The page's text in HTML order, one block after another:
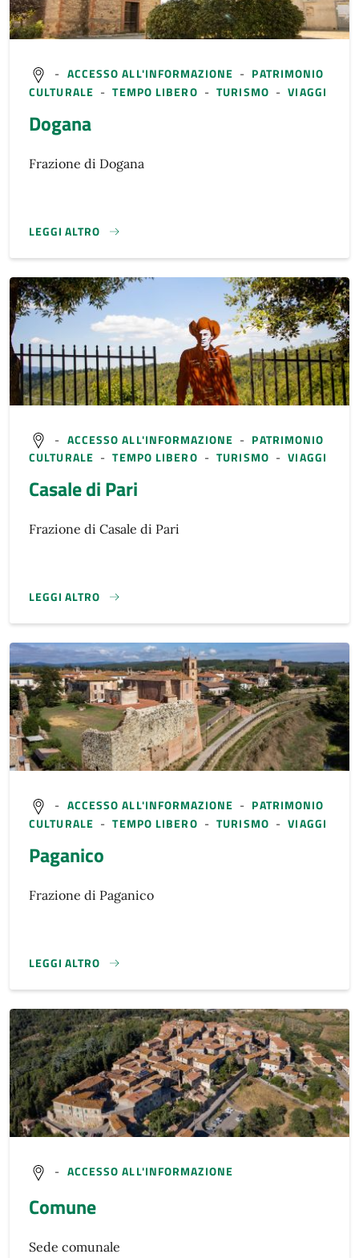
- ACCESSO ALL'INFORMAZIONE - PATRIMONIO
CULTURALE -TEMPO LIBERO -TURISMO -VIAGGI
Dogana
Frazione di Dogana
LEGGI ALTRO
}
- ACCESSO ALL'INFORMAZIONE - PATRIMONIO
CULTURALE -TEMPO LIBERO -TURISMO -VIAGGI
Casale di Pari
Frazione di Casale di Pari
LEGGI ALTRO
}
- ACCESSO ALL'INFORMAZIONE - PATRIMONIO
CULTURALE -TEMPO LIBERO -TURISMO -VIAGGI
Paganico
Frazione di Paganico
LEGGI ALTRO
}
- ACCESSO ALL'INFORMAZIONE
Comune
Sede comunale